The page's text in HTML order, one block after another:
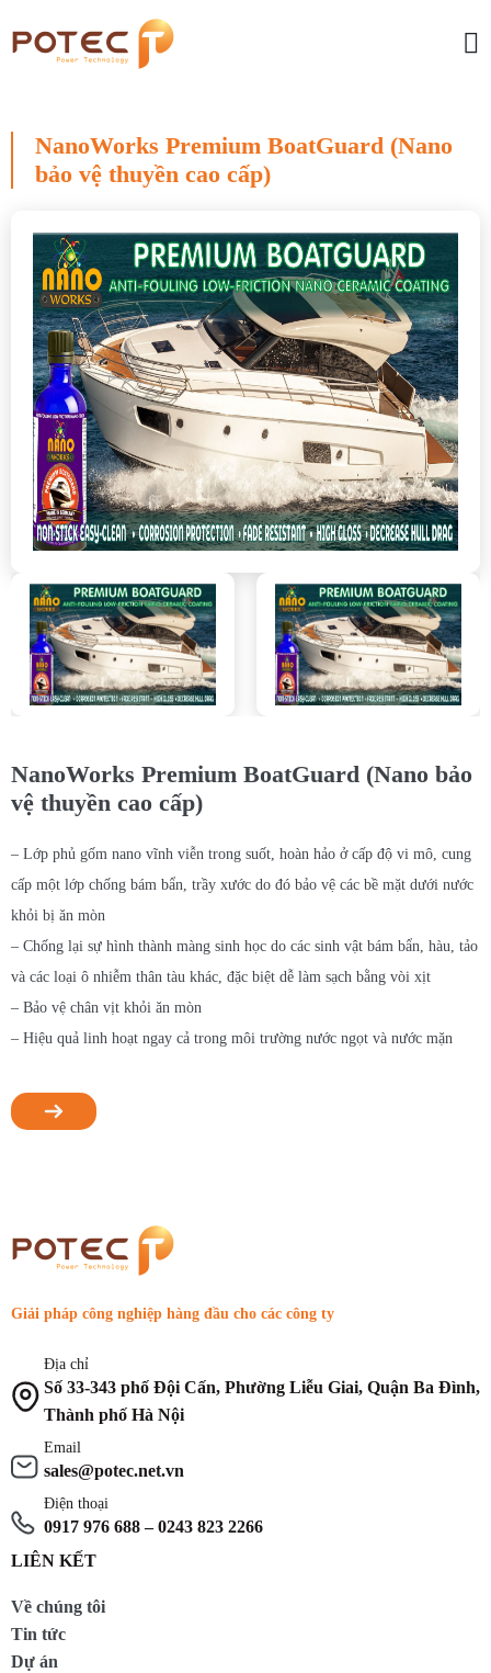
NanoWorks Premium BoatGuard (Nano
bảo vệ thuyền cao cấp)
NanoWorks Premium BoatGuard (Nano bảo
vệ thuyền cao cấp)
– Lớp phủ gốm nano vĩnh viễn trong suốt, hoàn hảo ở cấp độ vi mô, cung
cấp một lớp chống bám bẩn, trầy xước do đó bảo vệ các bề mặt dưới nước
khỏi bị ăn mòn
– Chống lại sự hình thành màng sinh học do các sinh vật bám bẩn, hàu, tảo
và các loại ô nhiễm thân tàu khác, đặc biệt dễ làm sạch bằng vòi xịt
– Bảo vệ chân vịt khỏi ăn mòn
– Hiệu quả linh hoạt ngay cả trong môi trường nước ngọt và nước mặn
Giải pháp công nghiệp hàng đầu cho các công ty
Địa chỉ
Số 33-343 phố Đội Cấn, Phường Liễu Giai, Quận Ba Đình,
Thành phố Hà Nội
Email
sales@potec.net.vn
Điện thoại
0917 976 688 – 0243 823 2266
LIÊN KẾT
Về chúng tôi
Tin tức
Dự án